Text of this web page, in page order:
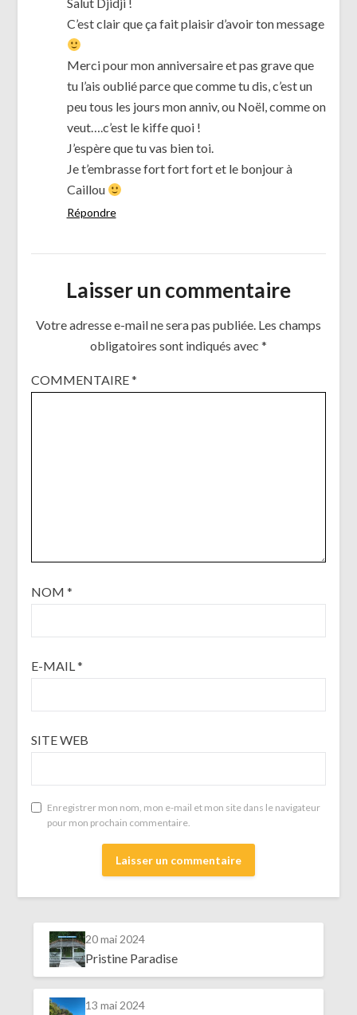
C’est clair que ça fait plaisir d’avoir ton message
Merci pour mon anniversaire et pas grave que
tu l’ais oublié parce que comme tu dis, c’est un
peu tous les jours mon anniv, ou Noël, comme on
veut….c’est le kiffe quoi !
J’espère que tu vas bien toi.
Je t’embrasse fort fort fort et le bonjour à
Caillou
Répondre
Laisser un commentaire
Votre adresse e-mail ne sera pas publiée. Les champs
obligatoires sont indiqués avec *
COMMENTAIRE*
NOM *
E-MAIL*
SITE WEB
Enregistrer mon nom, mon e-mail et mon site dans le navigateur
pour mon prochain commentaire.
20 mai 2024
Pristine Paradise
13 mai 2024